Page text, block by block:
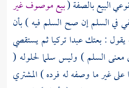
البيع بالصفة (بيع موصوف غير
في السلم إن صح السلم فيه ) بأن
: بعتك عبدا تركيا ثم يستقصي
السلم ) وليس سلما لحلوله (
على غير ما وصفه له فرده ) المشتري